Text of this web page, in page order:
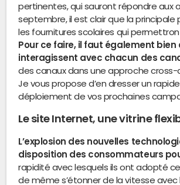
pertinentes, qui sauront répondre aux
septembre, il est clair que la
les fournitures scolaires qui
Pour ce faire, il faut également
interagissent avec chacun des
des canaux dans une approche cross-
Je vous propose d’en dresser un
déploiement de vos prochaines
Le site Internet, une vitrine
L’explosion des nouvelles
disposition des consommateurs
rapidité avec lesquels ils ont adopté
de même s’étonner de la vitesse